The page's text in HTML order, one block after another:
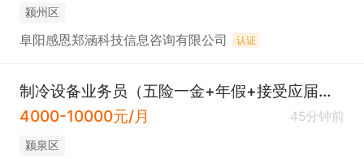
颍州区
阜阳感恩郑涵科技信息咨询有限公司 认证
制冷设备业务员（五险一金+年假+接受应届生）
4000-10000元/月
45分钟前
颍泉区